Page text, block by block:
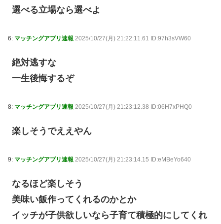
選べる立場なら選べよ
6: マッチングアプリ速報 2025/10/27(月) 21:22:11.61 ID:97h3sVW60
絶対逃すな
一生後悔するぞ
8: マッチングアプリ速報 2025/10/27(月) 21:23:12.38 ID:06H7xPHQ0
楽しそうでええやん
9: マッチングアプリ速報 2025/10/27(月) 21:23:14.15 ID:eMBeYo640
なるほど楽しそう
美味い飯作ってくれるのかとか
イッチが子供欲しいなら子育て積極的にしてくれ